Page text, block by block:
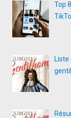
Top
Liste